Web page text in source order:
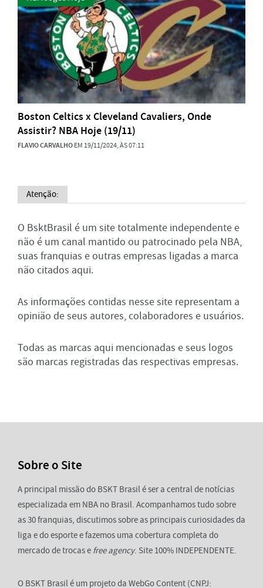
Boston Celtics x Cleveland Cavaliers, Onde
Assistir? NBA Hoje (19/11)
FLAVIO CARVALHOEM 19/11/2024, ÀS 07:11
Atenção:
O BsktBrasil é um site totalmente independente e
não é um canal mantido ou patrocinado pela NBA,
suas franquias e outras empresas ligadas a marca
não citados aqui.
As informações contidas nesse site representam a
opinião de seus autores, colaboradores e usuários.
Todas as marcas aqui mencionadas e seus logos
são marcas registradas das respectivas empresas.
Sobre o Site
A principal missão do BSKT Brasil é ser a central de notícias
especializada em NBA no Brasil. Acompanhamos tudo sobre
as 30 franquias, discutimos sobre as principais curiosidades da
liga e do esporte e fazemos uma cobertura completa do
mercado de trocas e free agency. Site 100% INDEPENDENTE.
O BSKT Brasil é um projeto da WebGo Content (CNPJ: